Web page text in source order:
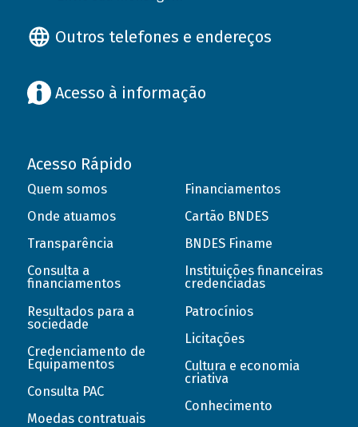
Outros telefones e endereços
Acesso à informação
Acesso Rápido
Quem somos
Onde atuamos
Transparência
Consulta a
financiamentos
Resultados para a
sociedade
Credenciamento de
Equipamentos
Consulta PAC
Moedas contratuais
Financiamentos
Cartão BNDES
BNDES Finame
Instituições financeiras
credenciadas
Patrocínios
Licitações
Cultura e economia
criativa
Conhecimento